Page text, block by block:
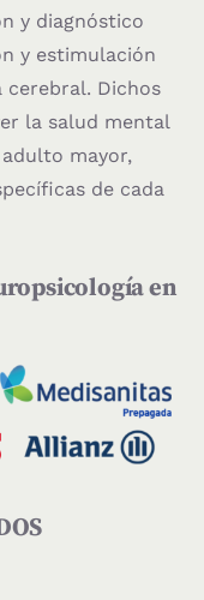
y diagnóstico
y estimulación
cerebral. Dichos
la salud mental
mayor,
de cada
en